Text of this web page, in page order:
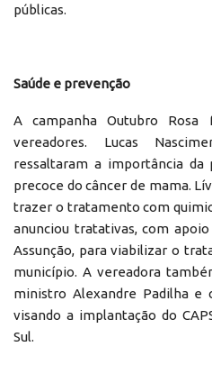
públicas.
Saúde e prevenção
A campanha Outubro
vereadores. Lucas
ressaltaram a importância da
precoce do câncer de mama.
trazer o tratamento com
anunciou tratativas, com
Assunção, para viabilizar o
município. A vereadora
ministro Alexandre Padilha e
visando a implantação do
Sul.